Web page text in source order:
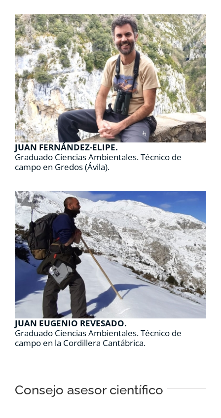
JUAN FERNÁNDEZ-ELIPE.
Graduado Ciencias Ambientales. Técnico de
campo en Gredos (Ávila).
JUAN EUGENIO REVESADO.
Graduado Ciencias Ambientales. Técnico de
campo en la Cordillera Cantábrica.
Consejo asesor científico